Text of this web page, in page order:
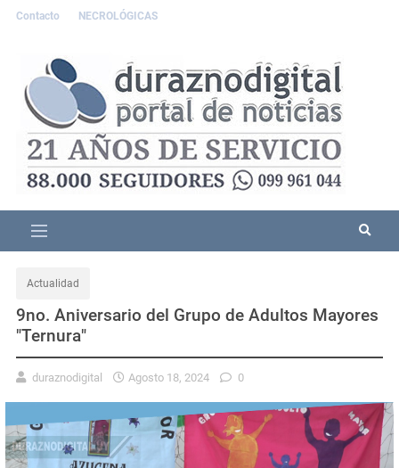
Contacto NECROLÓGICAS
Actualidad
9no. Aniversario del Grupo de Adultos Mayores
"Ternura"
duraznodigital Agosto 18, 2024 0